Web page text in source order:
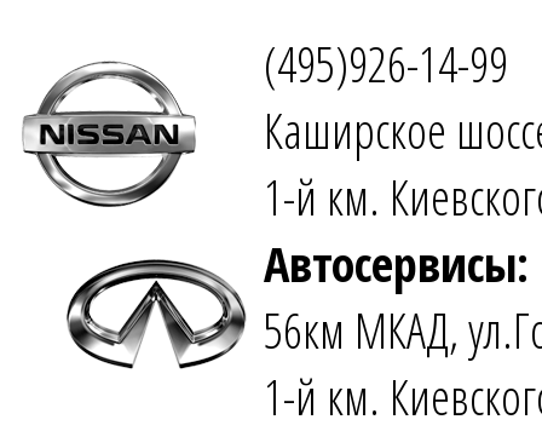
(495)926-14-99
Каширское
1-й км.
Автосервисы:
56км МКАД,
1-й км.